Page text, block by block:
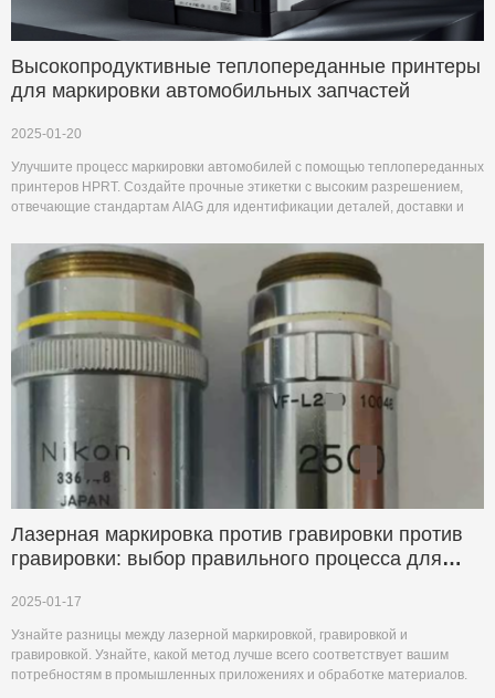
Высокопродуктивные теплопереданные принтеры
для маркировки автомобильных запчастей
2025-01-20
Улучшите процесс маркировки автомобилей с помощью теплопереданных
принтеров HPRT. Создайте прочные этикетки с высоким разрешением,
отвечающие стандартам AIAG для идентификации деталей, доставки и
Лазерная маркировка против гравировки против
гравировки: выбор правильного процесса для
2025-01-17
Узнайте разницы между лазерной маркировкой, гравировкой и
гравировкой. Узнайте, какой метод лучше всего соответствует вашим
потребностям в промышленных приложениях и обработке материалов.